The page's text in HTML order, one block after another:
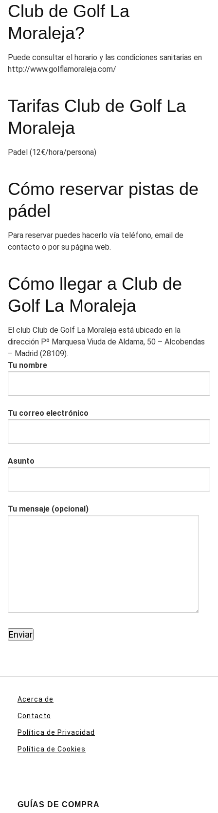
Club de Golf La
Moraleja?
Puede consultar el horario y las condiciones sanitarias en
http://www.golflamoraleja.com/
Tarifas Club de Golf La
Moraleja
Padel (12€/hora/persona)
Cómo reservar pistas de
pádel
Para reservar puedes hacerlo vía teléfono, email de
contacto o por su página web.
Cómo llegar a Club de
Golf La Moraleja
El club Club de Golf La Moraleja está ubicado en la
dirección Pº Marquesa Viuda de Aldama, 50 – Alcobendas
– Madrid (28109).
Tu nombre
Tu correo electrónico
Asunto
Tu mensaje (opcional)
Acerca de
Contacto
Política de Privacidad
Política de Cookies
GUÍAS DE COMPRA